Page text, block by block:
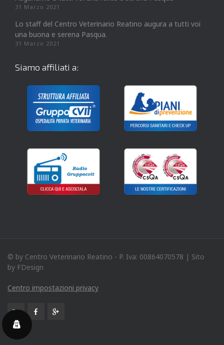
31 Marzo 2021
Lo staff del Centro Veterinario Reatino augura a tutti voi
una buona e serena Pasqua.
31 Marzo 2021
Siamo affiliati a:
© by Centro Veterinario Reatino - P. Iva: 00864070578 | Sito
by FDesign
Centro impostazioni privacy